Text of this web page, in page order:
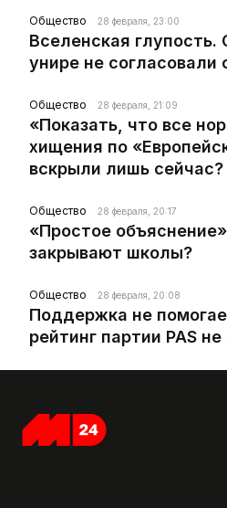
Общество 28 февраля, 23:00
Вселенская
унире не согласовали
Общество 28 февраля, 21:09
«Показать, что все
хищения по
вскрыли лишь сейчас?
Общество 28 февраля, 20:17
«Простое
закрывают школы?
Общество 28 февраля, 20:08
Поддержка не
рейтинг партии PAS